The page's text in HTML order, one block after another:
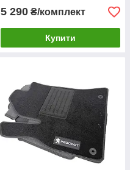
5 290 ₴/комплект
Купити